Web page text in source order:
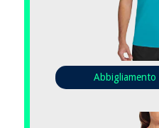
Abbigliamento